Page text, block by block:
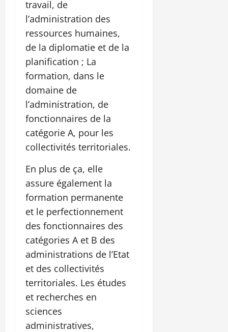
travail, de
l’administration des
ressources humaines,
de la diplomatie et de la
planification ; La
formation, dans le
domaine de
l’administration, de
fonctionnaires de la
catégorie A, pour les
collectivités territoriales.
En plus de ça, elle
assure également la
formation permanente
et le perfectionnement
des fonctionnaires des
catégories A et B des
administrations de l’Etat
et des collectivités
territoriales. Les études
et recherches en
sciences
administratives,